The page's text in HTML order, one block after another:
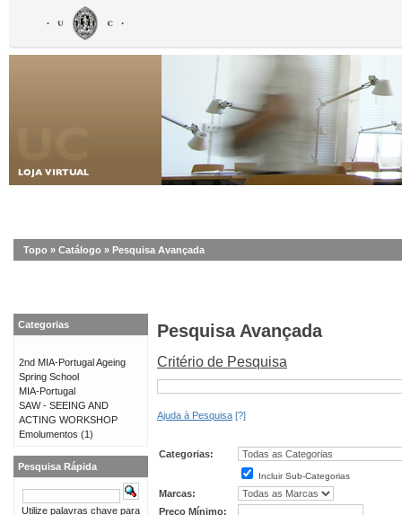
Topo » Catálogo » Pesquisa Avançada
Pesquisa Avançada
Critério de Pesquisa
Ajuda à Pesquisa [?]
Categorias:
Incluir Sub-Categorias
Marcas:
Preço Mínimo:
Categorias
2nd MIA-Portugal Ageing
Spring School
MIA-Portugal
SAW - SEEING AND
ACTING WORKSHOP
Emolumentos (1)
Pesquisa Rápida
Utilize palavras chave para